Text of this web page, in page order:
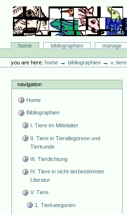
content.
navigation
Bibliographie-Portal
Sectionshome bibliographien manage
tools
you are here: home →bibliographien →v. tiere
navigation
Home
Bibliographien
I. Tiere im Mittelalter
II. Tiere in Tierallegorese und
Tierkunde
III. Tierdichtung
IV. Tiere in nicht-tierbestimmter
Literatur
V. Tiere
1. Tierkategorien